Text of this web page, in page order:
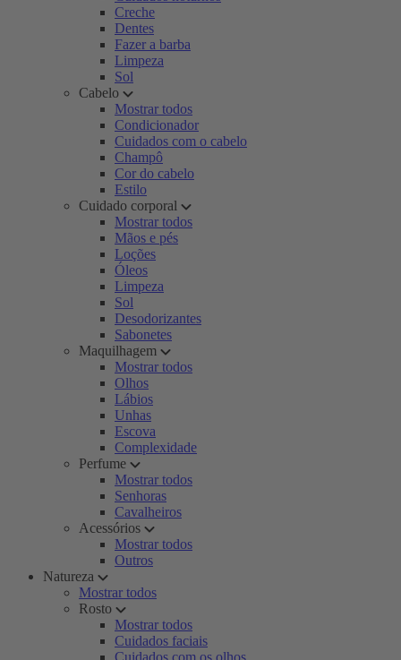
Creche
Dentes
Fazer a barba
Limpeza
Sol
Cabelo
Mostrar todos
Condicionador
Cuidados com o cabelo
Champô
Cor do cabelo
Estilo
Cuidado corporal
Mostrar todos
Mãos e pés
Loções
Óleos
Limpeza
Sol
Desodorizantes
Sabonetes
Maquilhagem
Mostrar todos
Olhos
Lábios
Unhas
Escova
Complexidade
Perfume
Mostrar todos
Senhoras
Cavalheiros
Acessórios
Mostrar todos
Outros
Natureza
Mostrar todos
Rosto
Mostrar todos
Cuidados faciais
Cuidados com os olhos